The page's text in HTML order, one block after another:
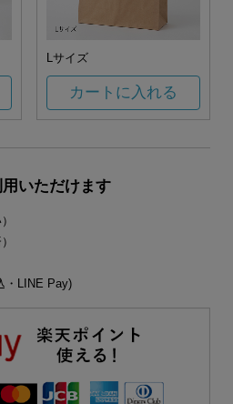
Lサイズ
カートに入れる
いただけます
・LINE Pay)